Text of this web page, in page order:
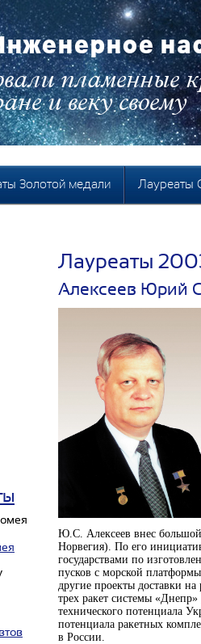
пламенные
и веку своему
Золотой медали Лауреаты
Лауреаты
Алексеев Юрий
Ю.С. Алексеев внес
Норвегия). По его
государствами по
пусков с морской
другие проекты доставки
трех ракет системы
технического потенциала
потенциала ракетных
в России.